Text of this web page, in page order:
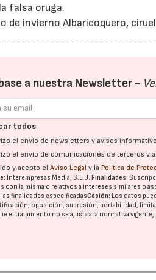
falsa oruga.
de invierno Albaricoquero,
a nuestra Newsletter -
todos
el envío de newsletters y avisos
el envío de comunicaciones de terceros
y acepto elAviso Legal y la Política de
Interempresas Media, S.L.U.Finalidades:
con la misma o relativos a intereses similares o
las finalidades especificadasCesión: Los datos
oposición, supresión, portabilidad,
el tratamiento no se ajusta a la normativa